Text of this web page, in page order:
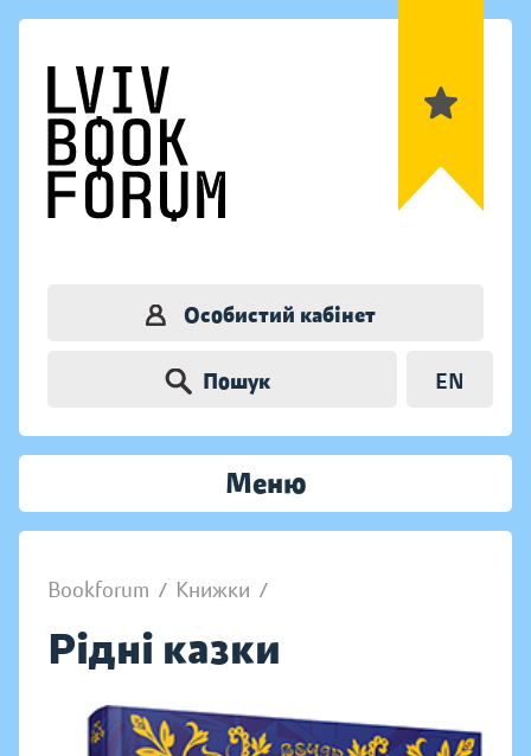
Особистий кабінет
Пошук EN
Меню
Bookforum / Книжки /
Рідні казки